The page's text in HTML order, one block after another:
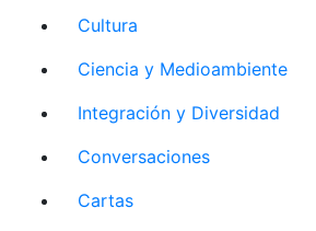
Cultura
Ciencia y Medioambiente
Integración y Diversidad
Conversaciones
Cartas